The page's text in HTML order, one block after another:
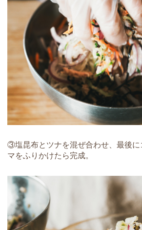
③塩昆布とツナを混ぜ合わせ、最後に
マをふりかけたら完成。